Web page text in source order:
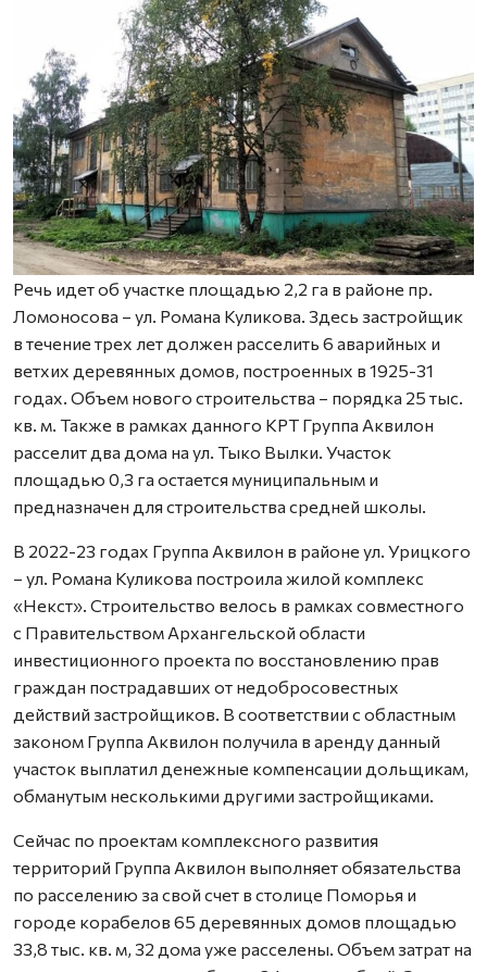
Речь идет об участке площадью 2,2 га в районе пр.
Ломоносова – ул. Романа Куликова. Здесь застройщик
в течение трех лет должен расселить 6 аварийных и
ветхих деревянных домов, построенных в 1925-31
годах. Объем нового строительства – порядка 25 тыс.
кв. м. Также в рамках данного КРТ Группа Аквилон
расселит два дома на ул. Тыко Вылки. Участок
площадью 0,3 га остается муниципальным и
предназначен для строительства средней школы.
В 2022-23 годах Группа Аквилон в районе ул. Урицкого
– ул. Романа Куликова построила жилой комплекс
«Некст». Строительство велось в рамках совместного
с Правительством Архангельской области
инвестиционного проекта по восстановлению прав
граждан пострадавших от недобросовестных
действий застройщиков. В соответствии с областным
законом Группа Аквилон получила в аренду данный
участок выплатил денежные компенсации дольщикам,
обманутым несколькими другими застройщиками.
Сейчас по проектам комплексного развития
территорий Группа Аквилон выполняет обязательства
по расселению за свой счет в столице Поморья и
городе корабелов 65 деревянных домов площадью
33,8 тыс. кв. м, 32 дома уже расселены. Объем затрат на